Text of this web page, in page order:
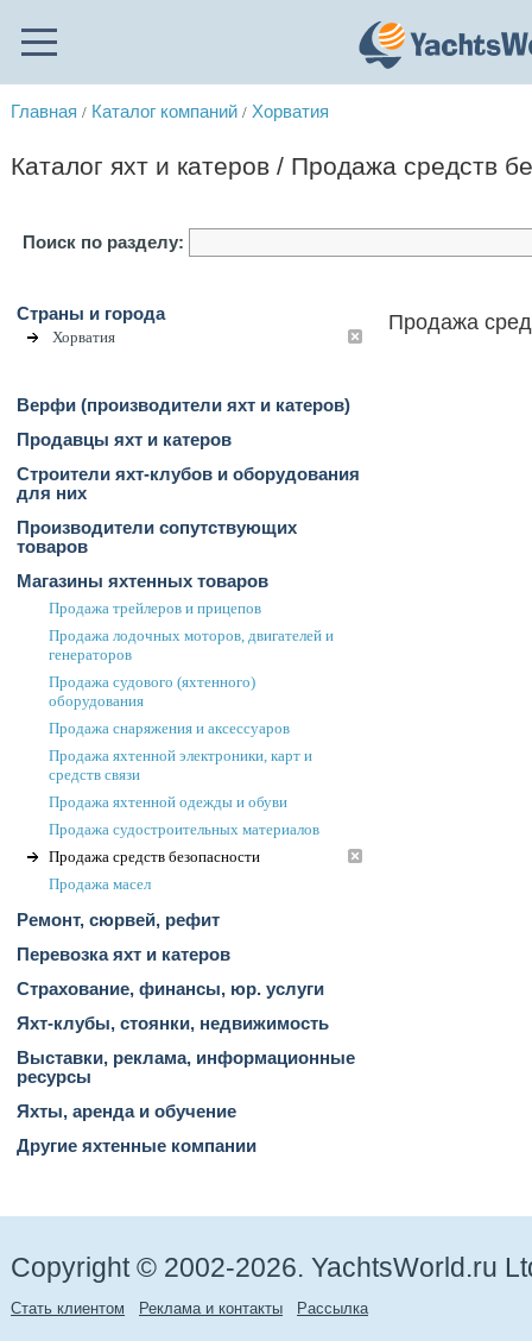
Главная / Каталог компаний / Хорватия
Каталог яхт и катеров / Продажа средств
Поиск по разделу:
Страны и города
Хорватия
Верфи (производители яхт и катеров)
Продавцы яхт и катеров
Строители яхт-клубов и оборудования
для них
Производители сопутствующих
товаров
Магазины яхтенных товаров
Продажа трейлеров и прицепов
Продажа лодочных моторов, двигателей и
генераторов
Продажа судового (яхтенного)
оборудования
Продажа снаряжения и аксессуаров
Продажа яхтенной электроники, карт и
средств связи
Продажа яхтенной одежды и обуви
Продажа судостроительных материалов
Продажа средств безопасности
Продажа масел
Ремонт, сюрвей, рефит
Перевозка яхт и катеров
Страхование, финансы, юр. услуги
Яхт-клубы, стоянки, недвижимость
Выставки, реклама, информационные
ресурсы
Яхты, аренда и обучение
Другие яхтенные компании
Продажа
Copyright © 2002-2026. YachtsWorld.ru
Стать клиентом Реклама и контакты Рассылка